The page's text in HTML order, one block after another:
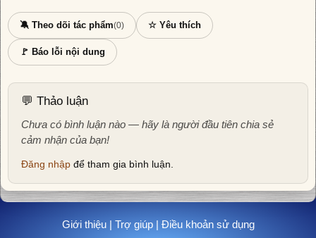
🔕 Theo dõi tác phẩm(0) ☆ Yêu thích
🚩 Báo lỗi nội dung
💬 Thảo luận
Chưa có bình luận nào — hãy là người đầu tiên chia sẻ
cảm nhận của bạn!
Đăng nhập để tham gia bình luận.
Giới thiệu| Trợ giúp| Điều khoản sử dụng